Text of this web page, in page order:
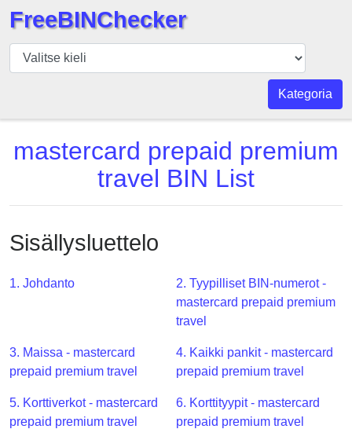
BIN
Tarkistaja
BIN
Määrä
API
BIN
Generator
BIN
Checker
CC
Generator
from
Banks
FreeBINChecker
Kategoria
mastercard prepaid premium
travel BIN List
Sisällysluettelo
1. Johdanto
2. Tyypilliset BIN-numerot -
mastercard prepaid premium
travel
3. Maissa - mastercard
prepaid premium travel
4. Kaikki pankit - mastercard
prepaid premium travel
5. Korttiverkot - mastercard
prepaid premium travel
6. Korttityypit - mastercard
prepaid premium travel